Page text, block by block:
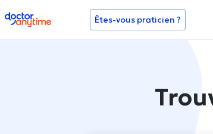
doctoranytime Êtes-vous praticien ?